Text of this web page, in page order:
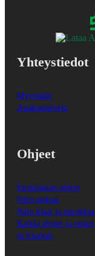
Yhteystiedot
Myymälät
Asiakaspalvelu
Ohjeet
Ensitilaajan ohjeet
Näin maksat
Näin tilaat ja
Kaikki ohjeet ja vinkit
In English